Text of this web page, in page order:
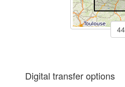
Digital transfer options